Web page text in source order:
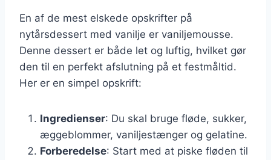
En af de mest elskede opskrifter på
nytårsdessert med vanilje er vaniljemousse.
Denne dessert er både let og luftig, hvilket gør
den til en perfekt afslutning på et festmåltid.
Her er en simpel opskrift:
Ingredienser: Du skal bruge fløde, sukker,
æggeblommer, vaniljestænger og gelatine.
Forberedelse: Start med at piske fløden til